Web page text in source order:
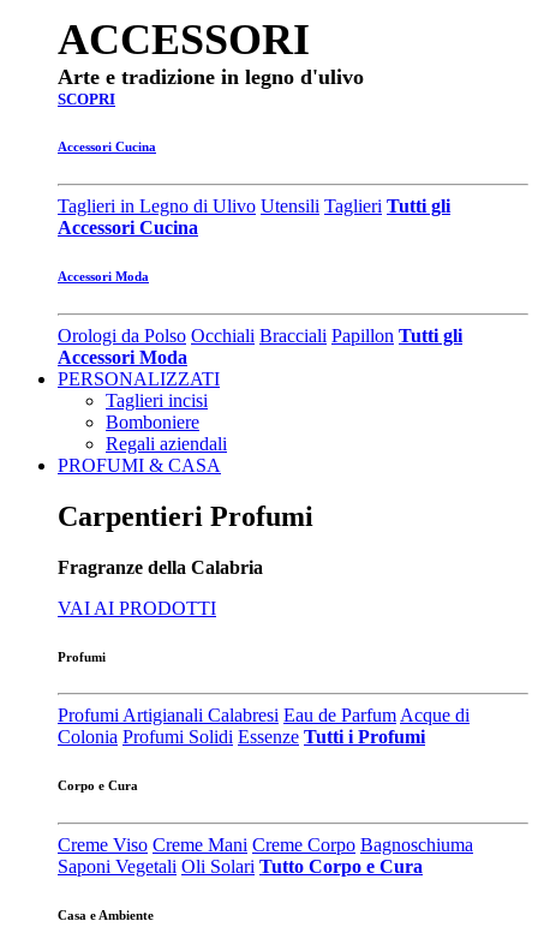
ACCESSORI
Arte e tradizione in legno d'ulivo
SCOPRI
Accessori Cucina
Taglieri in Legno di Ulivo Utensili Taglieri Tutti gli
Accessori Cucina
Accessori Moda
Orologi da Polso Occhiali Bracciali Papillon Tutti gli
Accessori Moda
PERSONALIZZATI
Taglieri incisi
Bomboniere
Regali aziendali
PROFUMI & CASA
Carpentieri Profumi
Fragranze della Calabria
VAI AI PRODOTTI
Profumi
Profumi Artigianali Calabresi Eau de ParfumAcque di
Colonia Profumi Solidi Essenze Tutti i Profumi
Corpo e Cura
Creme Viso Creme Mani Creme Corpo Bagnoschiuma
Saponi Vegetali Oli Solari Tutto Corpo e Cura
Casa e Ambiente